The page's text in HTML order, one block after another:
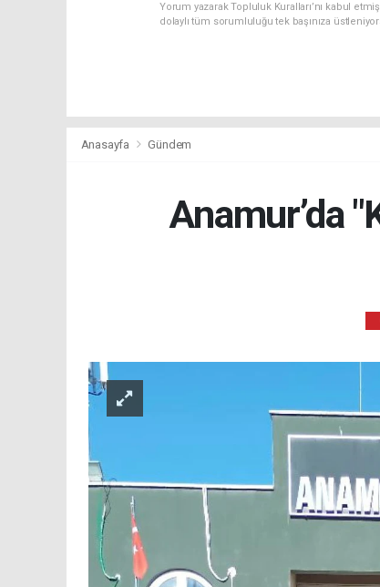
Yorum yazarak Topluluk Kuralları’nı kabul
dolaylı tüm sorumluluğu tek başınıza
Anasayfa Gündem
Anamur’da